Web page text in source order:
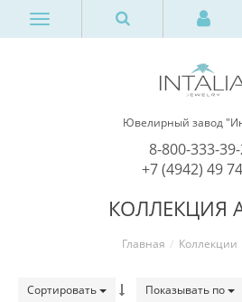
Ювелирный завод
8-800-333-
+7 (4942) 49
КОЛЛЕКЦИЯ
Главная Коллекции
Сортировать Показывать по